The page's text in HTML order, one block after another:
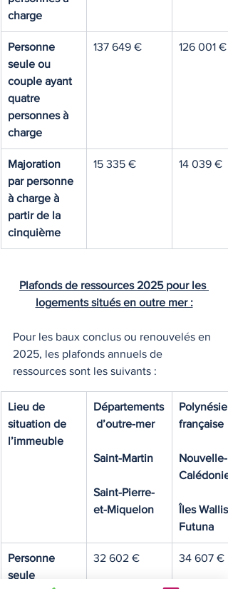
charge
Personne
seule ou
couple ayant
quatre
personnes à
charge
137 649 € 126 001 €
Majoration
par personne
à charge à
partir de la
cinquième
15 335 € 14 039 €
Plafonds de ressources 2025 pour les
logements situés en outre mer :
Pour les baux conclus ou renouvelés en
2025, les plafonds annuels de
ressources sont les suivants :
Lieu de
situation de
l’immeuble
Départements
d’outre-mer
Saint-Martin
Saint-Pierre-
et-Miquelon
Polynésie
française
Nouvelle-
Calédonie
Îles Wallis
Futuna
Personne
seule
32 602 € 34 607 €